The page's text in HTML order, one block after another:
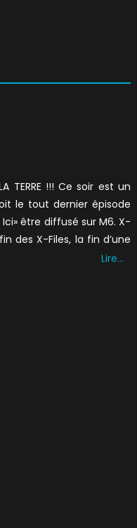
LA TERRE !!! Ce soir est un
le tout dernier épisode
être diffusé sur M6. X-
des X-Files, la fin d’une
Lire…